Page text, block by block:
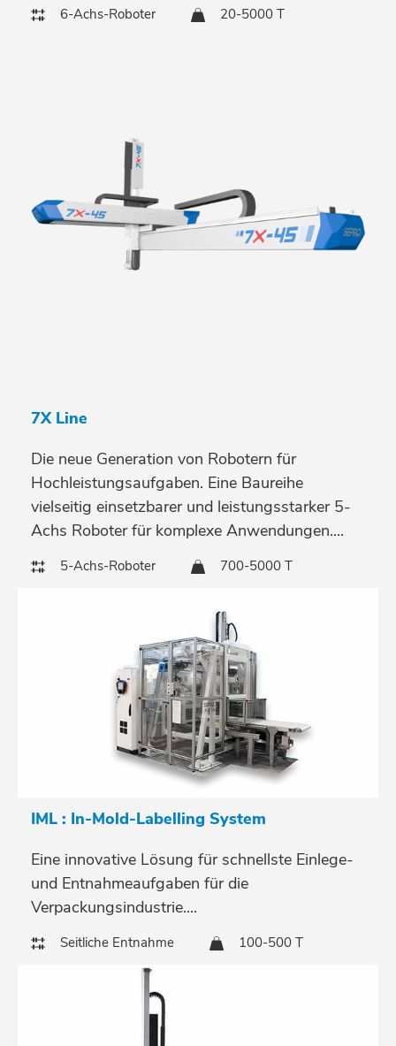
6-Achs-Roboter 20-5000 T
7X Line
Die neue Generation von Robotern für
Hochleistungsaufgaben. Eine Baureihe
vielseitig einsetzbarer und leistungsstarker 5-
Achs Roboter für komplexe Anwendungen....
5-Achs-Roboter 700-5000 T
IML : In-Mold-Labelling System
Eine innovative Lösung für schnellste Einlege-
und Entnahmeaufgaben für die
Verpackungsindustrie....
Seitliche Entnahme 100-500 T